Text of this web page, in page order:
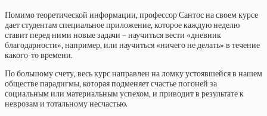
Помимо теоретической информации, профессор Сантос на своем курсе
дает студентам специальное приложение, которое каждую неделю
ставит перед ними новые задачи – научиться вести «дневник
благодарности», например, или научиться «ничего не делать» в течение
какого-то времени.
По большому счету, весь курс направлен на ломку устоявшейся в нашем
обществе парадигмы, которая подменяет счастье погоней за
социальным или материальным успехом, и приводит в результате к
неврозам и тотальному несчастью.